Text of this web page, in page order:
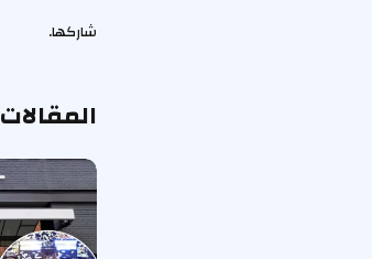
شاركها.
المقالات